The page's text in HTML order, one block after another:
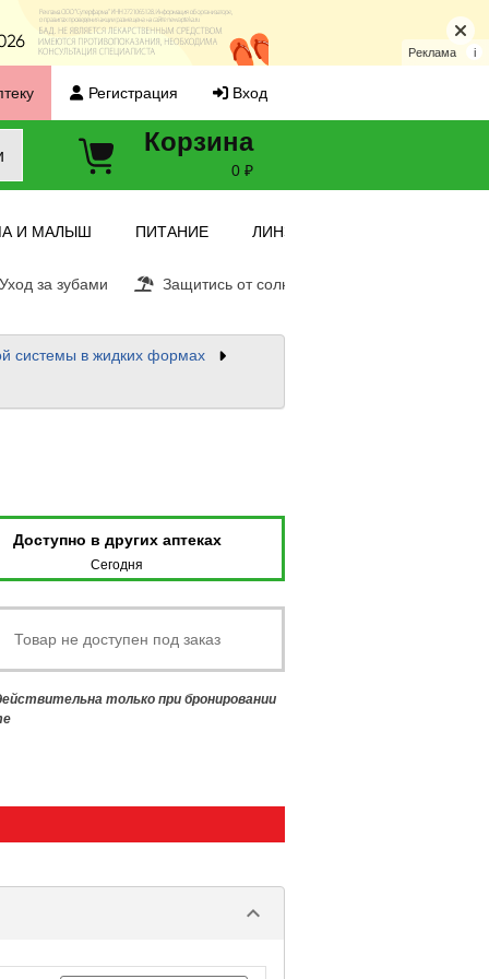
Реклама i
Регистрация Вход
Корзина
0 ₽
И МАЛЫШ ПИТАНИЕ ЛИНЗЫ
Уход за зубами Защитись от солнца
системы в жидких формах
Доступно в других аптеках
Сегодня
Товар не доступен под заказ
только при бронировании
keyboard_arrow_down